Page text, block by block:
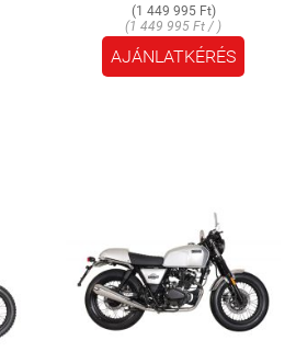
(1 449 995 Ft)
(1 449 995 Ft / )
AJÁNLATKÉRÉS